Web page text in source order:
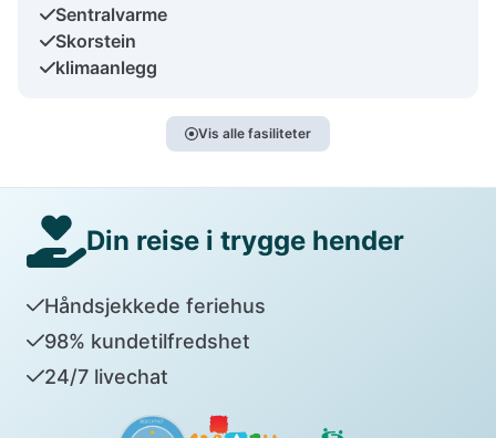
Sentralvarme
Skorstein
klimaanlegg
Vis alle fasiliteter
Din reise i trygge hender
Håndsjekkede feriehus
98% kundetilfredshet
24/7 livechat